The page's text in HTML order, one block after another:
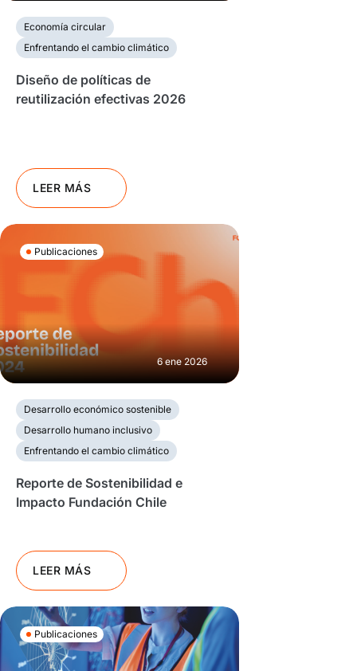
Economía circular
Enfrentando el cambio climático
Diseño de políticas de
reutilización efectivas 2026
LEER MÁS
Publicaciones
6 ene 2026
Desarrollo económico sostenible
Desarrollo humano inclusivo
Enfrentando el cambio climático
Reporte de Sostenibilidad e
Impacto Fundación Chile
LEER MÁS
Publicaciones